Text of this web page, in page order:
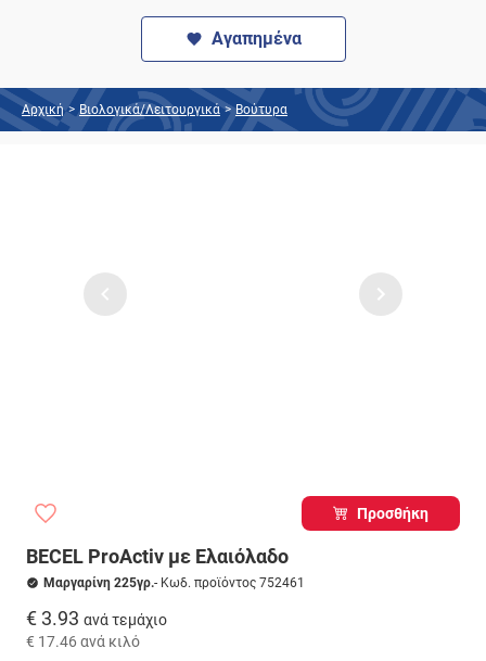
Αγαπημένα
Αρχική > Βιολογικά/Λειτουργικά > Βούτυρα
Προσθήκη
BECEL ProActiv με Ελαιόλαδο
Μαργαρίνη 225γρ.- Κωδ. προϊόντος 752461
€ 3.93 ανά τεμάχιο
€ 17.46 ανά κιλό